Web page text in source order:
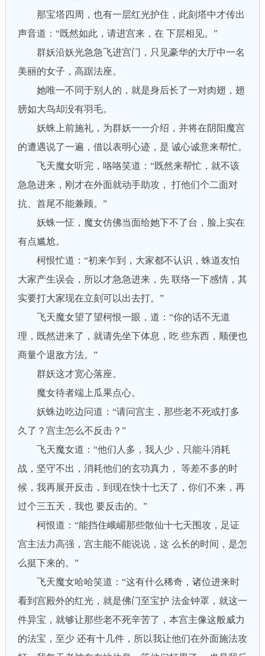
那宝塔四周，也有一层红光护住，此刻塔中才传出
声音道：“既然如此，请进宫来，在 下层相见。”
群妖沿妖光急急飞进宫门，只见豪华的大厅中一名
美丽的女子，高踞法座。
她唯一不同于别人的，就是身后长了一对肉翅，翅
膀如大鸟却没有羽毛。
妖蛛上前施礼，为群妖一一介绍，并将在阴阳魔宫
的遭遇说了一遍，借以表明心迹，是 诚心诚意来帮忙。
飞天魔女听完，咯咯笑道：“既然来帮忙，就不该
急急进来，刚才在外面就动手助攻， 打他们个二面对
抗、首尾不能兼顾。”
妖蛛一怔，魔女仿佛当面给她下不了台，脸上实在
有点尴尬。
柯恨忙道：“初来乍到，大家都不认识，蛛道友怕
大家产生误会，所以才急急进来，先 联络一下感情，其
实要打大家现在立刻可以出去打。”
飞天魔女望了望柯恨一眼，道：“你的话不无道
理，既然进来了，就请先坐下体息，吃 些东西，顺便也
商量个退敌方法。”
群妖这才宽心落座。
魔女待者端上瓜果点心。
妖蛛边吃边问道：“请问宫主，那些老不死或打多
久了？宫主怎么不反击？”
飞天魔女道：“他们人多，我人少，只能斗消耗
战，坚守不出，消耗他们的玄功真力， 等差不多的时
候，我再展开反击，到现在快十七天了，你们不来，再
过个三五天，我也 要反击的。”
柯恨道：“能挡住峨嵋那些散仙十七天围攻，足证
宫主法力高强，宫主能不能说说，这 么长的时间，是怎
么挺下来的。”
飞天魔女哈哈笑道：“这有什么稀奇，诸位进来时
看到宫殿外的红光，就是佛门至宝护 法金钟罩，就这一
件异宝，就够让那些老不死辛苦了，本宫主像这般威力
的法宝，至少 还有十几件，所以我让他们在外面施法攻